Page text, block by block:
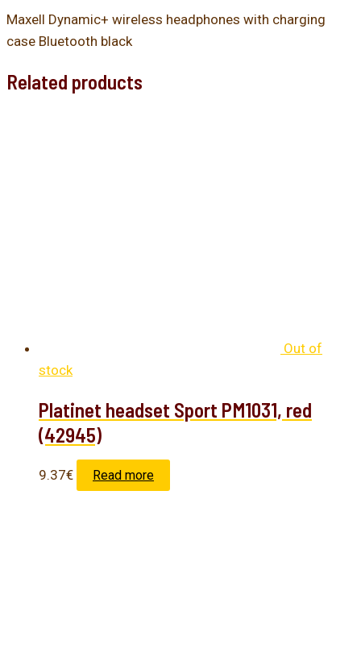
Maxell Dynamic+ wireless headphones with charging
case Bluetooth black
Related products
Out of
stock
Platinet headset Sport PM1031, red
(42945)
9.37€ Read more